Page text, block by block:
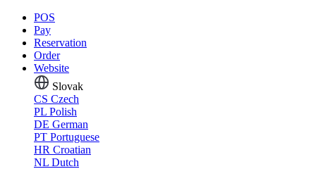
POS
Pay
Reservation
Order
Website
Slovak
CS Czech
PL Polish
DE German
PT Portuguese
HR Croatian
NL Dutch